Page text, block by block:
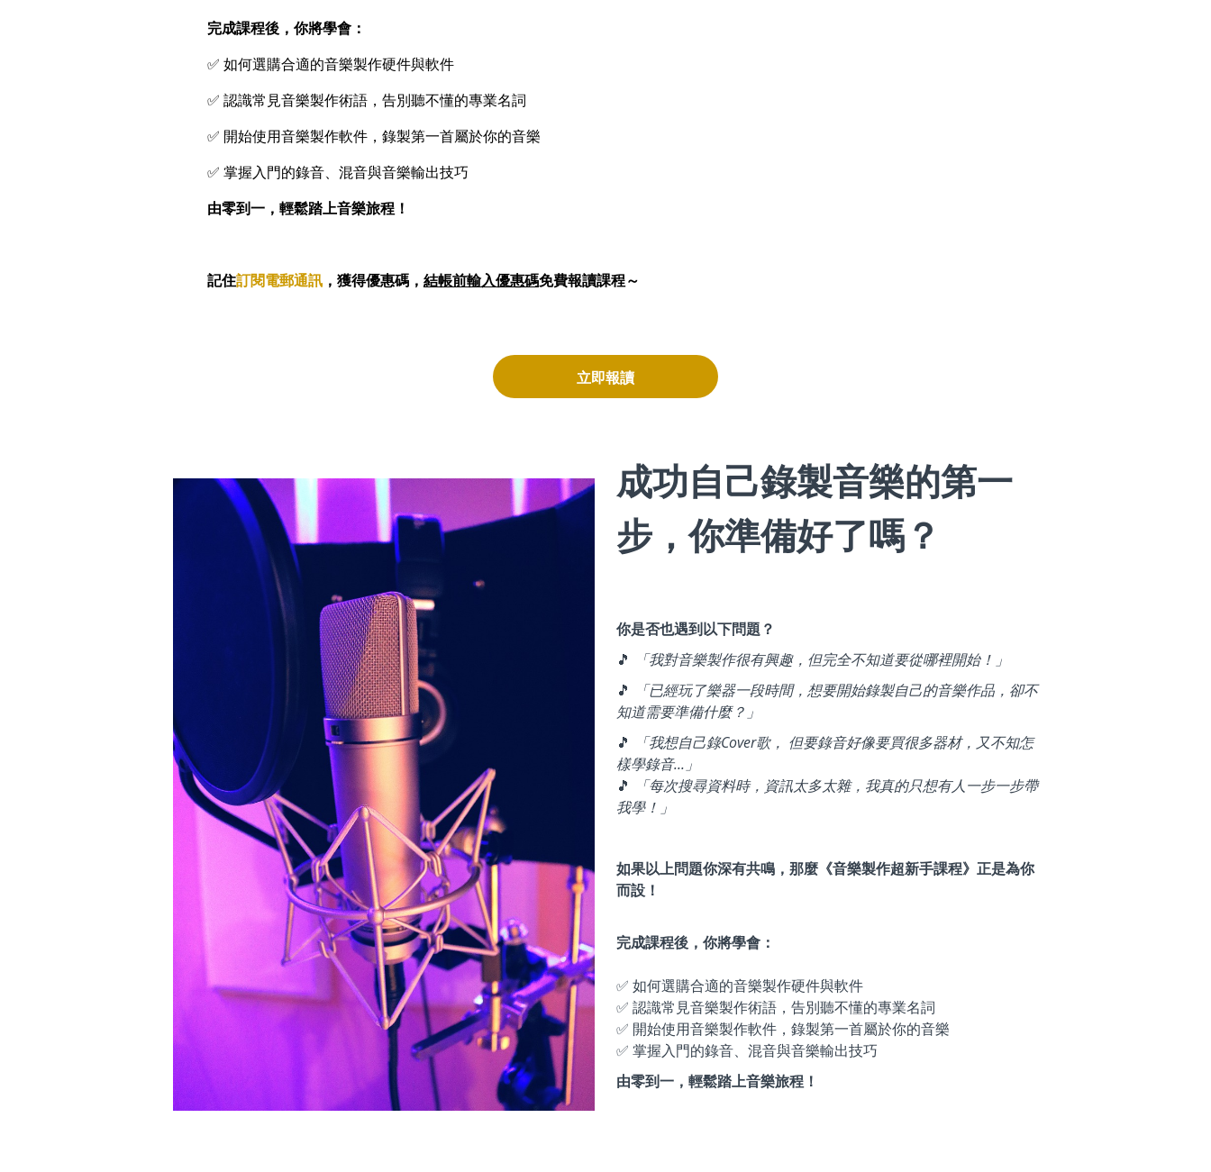
完成課程後，你將學會：
✅ 如何選購合適的音樂製作硬件與軟件
✅ 認識常見音樂製作術語，告別聽不懂的專業名詞
✅ 開始使用音樂製作軟件，錄製第一首屬於你的音樂
✅ 掌握入門的錄音、混音與音樂輸出技巧
由零到一，輕鬆踏上音樂旅程！
記住訂閱電郵通訊 ，獲得優惠碼， 結帳前輸入優惠碼免費報讀課程～
立即報讀
成功自己錄製音樂的第一
步，你準備好了嗎？
你是否也遇到以下問題？
🎵
「我對音樂製作很有興趣，但完全不知道要從哪裡開始！」
🎵
「已經玩了樂器一段時間，想要開始錄製自己的音樂作品，卻不
知道需要準備什麼？」
🎵
「我想自己錄Cover歌， 但要錄音好像要買很多器材，又不知怎
樣學錄音...」
🎵
「每次搜尋資料時，資訊太多太雜，我真的只想有人一步一步帶
我學！」
如果以上問題你深有共鳴，那麼《音樂製作超新手課程》正是為你
而設！
完成課程後，你將學會：
✅ 如何選購合適的音樂製作硬件與軟件
✅ 認識常見音樂製作術語，告別聽不懂的專業名詞
✅ 開始使用音樂製作軟件，錄製第一首屬於你的音樂
✅ 掌握入門的錄音、混音與音樂輸出技巧
由零到一，輕鬆踏上音樂旅程！